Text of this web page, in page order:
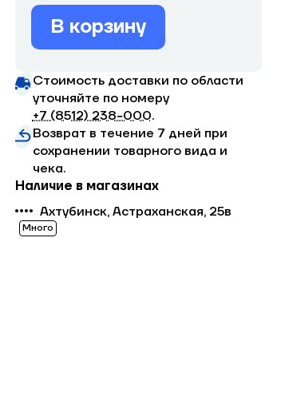
В корзину
Стоимость доставки по области
уточняйте по номеру
+7 (8512) 238−000.
Возврат в течение 7 дней при
сохранении товарного вида и
чека.
Наличие в магазинах
Ахтубинск, Астраханская, 25в
Много